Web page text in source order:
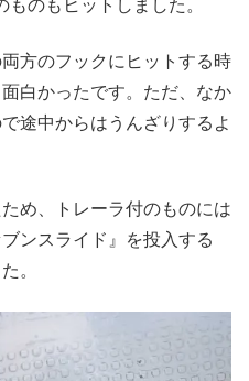
のもヒットしました。
方のフックにヒットする時
白かったです。ただ、なか
途中からはうんざりするよ
め、トレーラ付のものには
ンスライド』を投入する
。